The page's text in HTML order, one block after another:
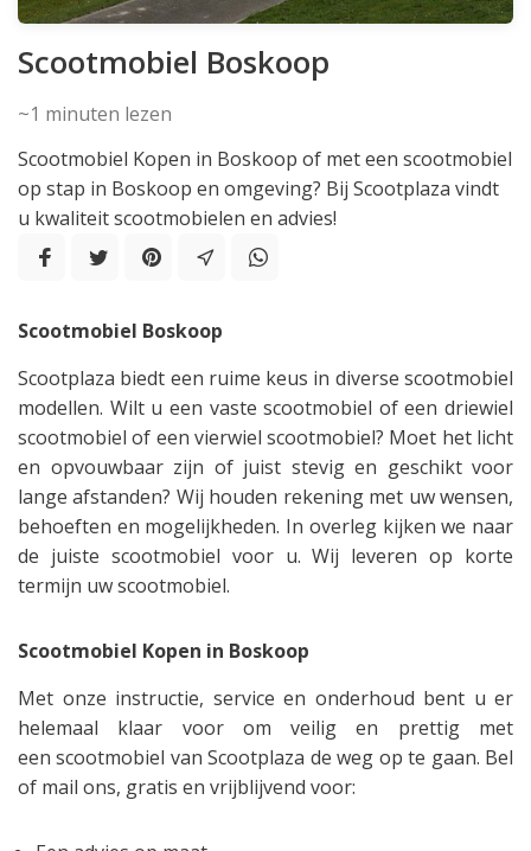
Scootmobiel Boskoop
~1 minuten lezen
Scootmobiel Kopen in Boskoop of met een scootmobiel
op stap in Boskoop en omgeving? Bij Scootplaza vindt
u kwaliteit scootmobielen en advies!
Scootmobiel Boskoop
Scootplaza biedt een ruime keus in diverse scootmobiel
modellen. Wilt u een vaste scootmobiel of een driewiel
scootmobiel of een vierwiel scootmobiel? Moet het licht
en opvouwbaar zijn of juist stevig en geschikt voor
lange afstanden? Wij houden rekening met uw wensen,
behoeften en mogelijkheden. In overleg kijken we naar
de juiste scootmobiel voor u. Wij leveren op korte
termijn uw scootmobiel.
Scootmobiel Kopen in Boskoop
Met onze instructie, service en onderhoud bent u er
helemaal klaar voor om veilig en prettig met
een scootmobiel van Scootplaza de weg op te gaan. Bel
of mail ons, gratis en vrijblijvend voor: